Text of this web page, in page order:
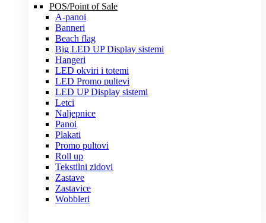
POS/Point of Sale
A-panoi
Banneri
Beach flag
Big LED UP Display sistemi
Hangeri
LED okviri i totemi
LED Promo pultevi
LED UP Display sistemi
Letci
Naljepnice
Panoi
Plakati
Promo pultovi
Roll up
Tekstilni zidovi
Zastave
Zastavice
Wobbleri